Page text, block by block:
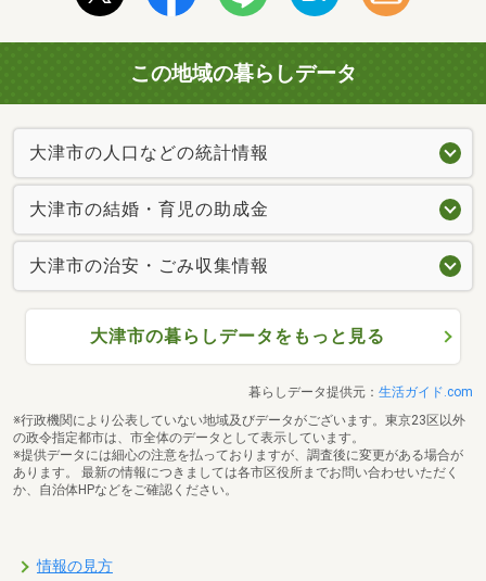
この地域の暮らしデータ
大津市の人口などの統計情報
大津市の結婚・育児の助成金
大津市の治安・ごみ収集情報
大津市の暮らしデータをもっと見る
暮らしデータ提供元： 生活ガイド.com
※行政機関により公表していない地域及びデータがございます。東京23区以外
の政令指定都市は、市全体のデータとして表示しています。
※提供データには細心の注意を払っておりますが、調査後に変更がある場合が
あります。 最新の情報につきましては各市区役所までお問い合わせいただく
か、自治体HPなどをご確認ください。
情報の見方